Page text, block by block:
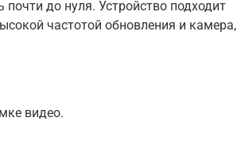
до нуля. Устройство подходит
частотой обновления и камера,
видео.